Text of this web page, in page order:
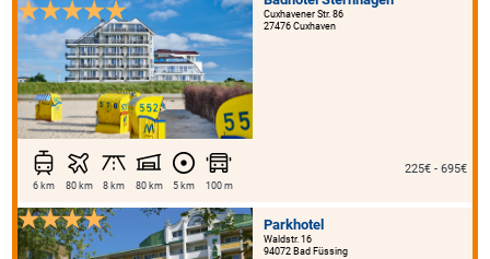
Cuxhavener Str. 86
27476 Cuxhaven
6 km 80 km 8 km 80 km 5 km 100 m
225€ - 695€
Parkhotel
Waldstr. 16
94072 Bad Füssing